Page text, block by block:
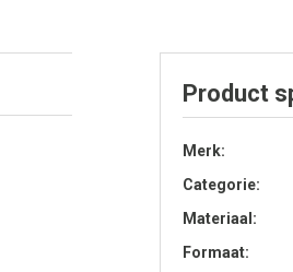
Product
Merk
Categorie
Materiaal
Formaat